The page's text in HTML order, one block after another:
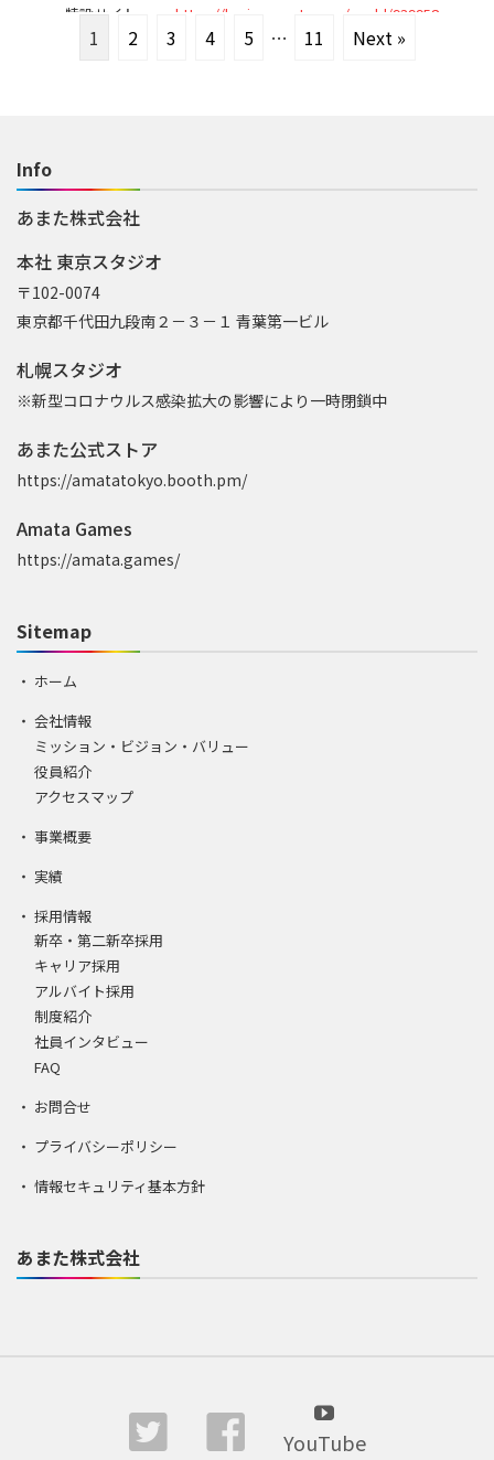
特設サイト
https://horizon.meta.com/world/939958
505859823/
1 2 3 4 5 … 11 Next »
Info
あまた株式会社
本社 東京スタジオ
〒102-0074
東京都千代田九段南２－３－１ 青葉第一ビル
札幌スタジオ
※新型コロナウルス感染拡大の影響により一時閉鎖中
あまた公式ストア
https://amatatokyo.booth.pm/
Amata Games
https://amata.games/
Sitemap
ホーム
会社情報
ミッション・ビジョン・バリュー
役員紹介
アクセスマップ
事業概要
実績
採用情報
新卒・第二新卒採用
キャリア採用
アルバイト採用
制度紹介
社員インタビュー
FAQ
お問合せ
プライバシーポリシー
情報セキュリティ基本方針
あまた株式会社
YouTube